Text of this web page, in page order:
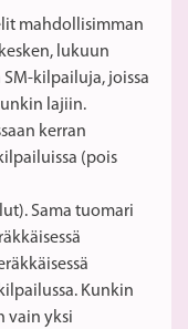
mahdollisimman
lukuun
kilpailuja, joissa
lajiin.
kerran
(pois
Sama tuomari
Kunkin
vain yksi